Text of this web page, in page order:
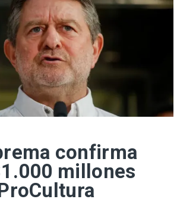
confirma
millones